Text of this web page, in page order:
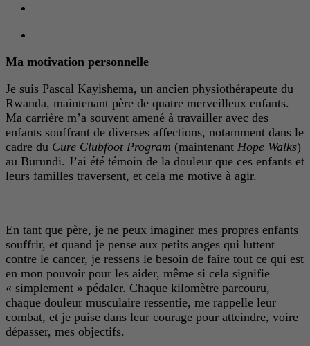
Ma motivation personnelle
Je suis Pascal Kayishema, un ancien physiothérapeute du
Rwanda, maintenant père de quatre merveilleux enfants.
Ma carrière m’a souvent amené à travailler avec des
enfants souffrant de diverses affections, notamment dans le
cadre du Cure Clubfoot Program (maintenant Hope Walks)
au Burundi. J’ai été témoin de la douleur que ces enfants et
leurs familles traversent, et cela me motive à agir.
En tant que père, je ne peux imaginer mes propres enfants
souffrir, et quand je pense aux petits anges qui luttent
contre le cancer, je ressens le besoin de faire tout ce qui est
en mon pouvoir pour les aider, même si cela signifie
« simplement » pédaler. Chaque kilomètre parcouru,
chaque douleur musculaire ressentie, me rappelle leur
combat, et je puise dans leur courage pour atteindre, voire
dépasser, mes objectifs.